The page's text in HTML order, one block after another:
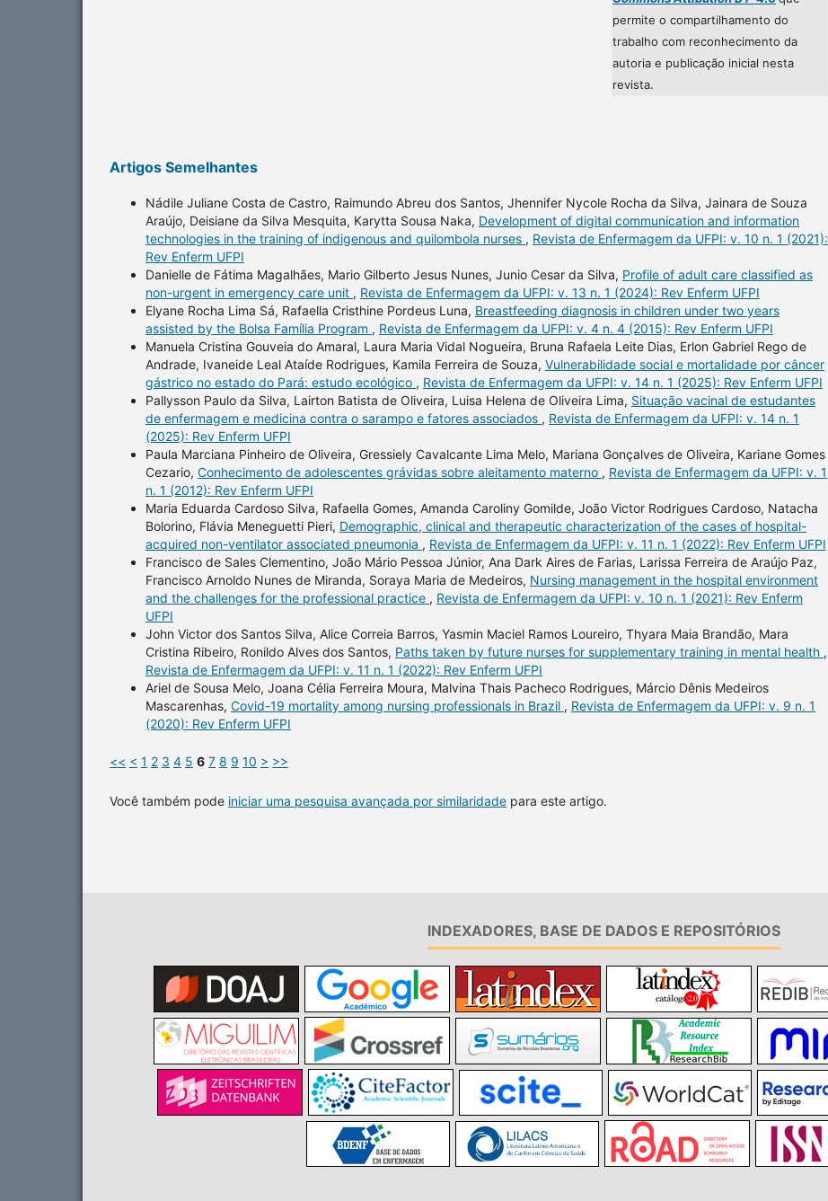
permite o compartilhamento do
trabalho com reconhecimento da
autoria e publicação inicial nesta
revista.
Artigos Semelhantes
Nádile Juliane Costa de Castro, Raimundo Abreu dos Santos, Jhennifer Nycole Rocha da Silva, Jainara de Souza
Araújo, Deisiane da Silva Mesquita, Karytta Sousa Naka, Development of digital communication and information
technologies in the training of indigenous and quilombola nurses , Revista de Enfermagem da UFPI: v. 10 n. 1 (2021):
Rev Enferm UFPI
Danielle de Fátima Magalhães, Mario Gilberto Jesus Nunes, Junio Cesar da Silva, Profile of adult care classified as
non-urgent in emergency care unit , Revista de Enfermagem da UFPI: v. 13 n. 1 (2024): Rev Enferm UFPI
Elyane Rocha Lima Sá, Rafaella Cristhine Pordeus Luna, Breastfeeding diagnosis in children under two years
assisted by the Bolsa Família Program , Revista de Enfermagem da UFPI: v. 4 n. 4 (2015): Rev Enferm UFPI
Manuela Cristina Gouveia do Amaral, Laura Maria Vidal Nogueira, Bruna Rafaela Leite Dias, Erlon Gabriel Rego de
Andrade, Ivaneide Leal Ataíde Rodrigues, Kamila Ferreira de Souza, Vulnerabilidade social e mortalidade por câncer
gástrico no estado do Pará: estudo ecológico , Revista de Enfermagem da UFPI: v. 14 n. 1 (2025): Rev Enferm UFPI
Pallysson Paulo da Silva, Lairton Batista de Oliveira, Luisa Helena de Oliveira Lima, Situação vacinal de estudantes
de enfermagem e medicina contra o sarampo e fatores associados , Revista de Enfermagem da UFPI: v. 14 n. 1
(2025): Rev Enferm UFPI
Paula Marciana Pinheiro de Oliveira, Gressiely Cavalcante Lima Melo, Mariana Gonçalves de Oliveira, Kariane Gomes
Cezario, Conhecimento de adolescentes grávidas sobre aleitamento materno , Revista de Enfermagem da UFPI: v. 1
n. 1 (2012): Rev Enferm UFPI
Maria Eduarda Cardoso Silva, Rafaella Gomes, Amanda Caroliny Gomilde, João Victor Rodrigues Cardoso, Natacha
Bolorino, Flávia Meneguetti Pieri, Demographic, clinical and therapeutic characterization of the cases of hospital-
acquired non-ventilator associated pneumonia , Revista de Enfermagem da UFPI: v. 11 n. 1 (2022): Rev Enferm UFPI
Francisco de Sales Clementino, João Mário Pessoa Júnior, Ana Dark Aires de Farias, Larissa Ferreira de Araújo Paz,
Francisco Arnoldo Nunes de Miranda, Soraya Maria de Medeiros, Nursing management in the hospital environment
and the challenges for the professional practice , Revista de Enfermagem da UFPI: v. 10 n. 1 (2021): Rev Enferm
UFPI
John Victor dos Santos Silva, Alice Correia Barros, Yasmin Maciel Ramos Loureiro, Thyara Maia Brandão, Mara
Cristina Ribeiro, Ronildo Alves dos Santos, Paths taken by future nurses for supplementary training in mental health ,
Revista de Enfermagem da UFPI: v. 11 n. 1 (2022): Rev Enferm UFPI
Ariel de Sousa Melo, Joana Célia Ferreira Moura, Malvina Thais Pacheco Rodrigues, Márcio Dênis Medeiros
Mascarenhas, Covid-19 mortality among nursing professionals in Brazil , Revista de Enfermagem da UFPI: v. 9 n. 1
(2020): Rev Enferm UFPI
<< < 1 2 3 4 5 6 7 8 9 10 > >>
Você também pode iniciar uma pesquisa avançada por similaridade para este artigo.
INDEXADORES, BASE DE DADOS E REPOSITÓRIOS